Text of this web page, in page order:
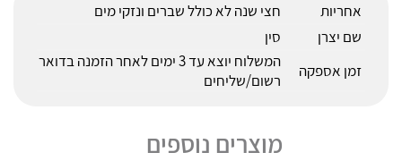
אחריות
חצי שנה לא כולל שברים ונזקי מים
שם יצרן
סין
זמן אספקה
המשלוח יוצא עד 3 ימים לאחר הזמנה בדואר
רשום/שליחים
מוצרים נוספים